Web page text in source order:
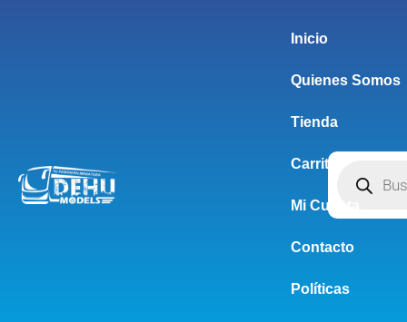
Inicio
Quienes Somos
Tienda
Carrito
Mi Cuenta
Contacto
Políticas